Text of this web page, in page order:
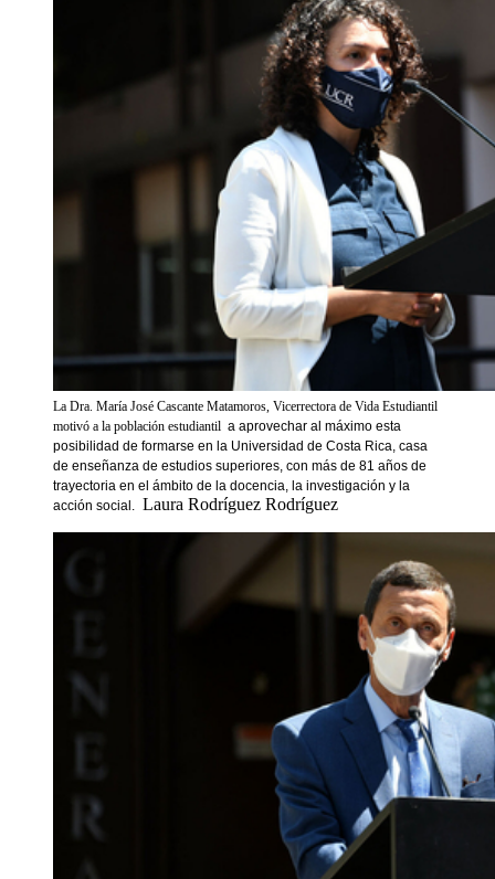
La Dra. María José Cascante Matamoros, Vicerrectora de Vida Estudiantil
motivó a la población estudiantil a aprovechar al máximo esta
posibilidad de formarse en la Universidad de Costa Rica, casa
de enseñanza de estudios superiores, con más de 81 años de
trayectoria en el ámbito de la docencia, la investigación y la
acción social.
Laura Rodríguez Rodríguez